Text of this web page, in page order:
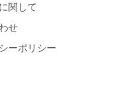
関して
せ
ーポリシー